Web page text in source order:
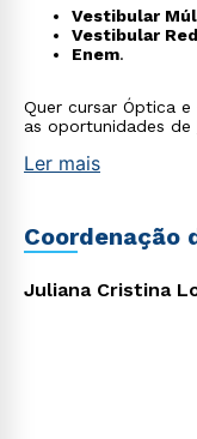
Vestibular
Vestibular
Enem.
Quer cursar Óptica
as oportunidades de
Ler mais
Coordenação
Juliana Cristina